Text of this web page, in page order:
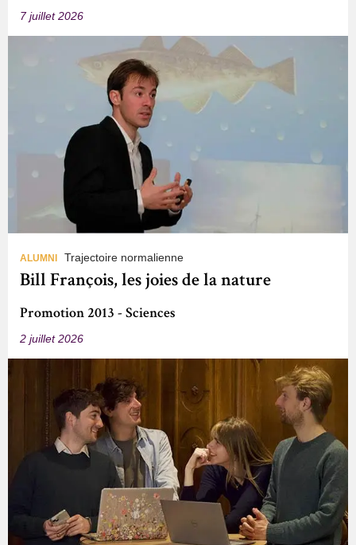
7 juillet 2026
ALUMNI Trajectoire normalienne
Bill François, les joies de la nature
Promotion 2013 - Sciences
2 juillet 2026